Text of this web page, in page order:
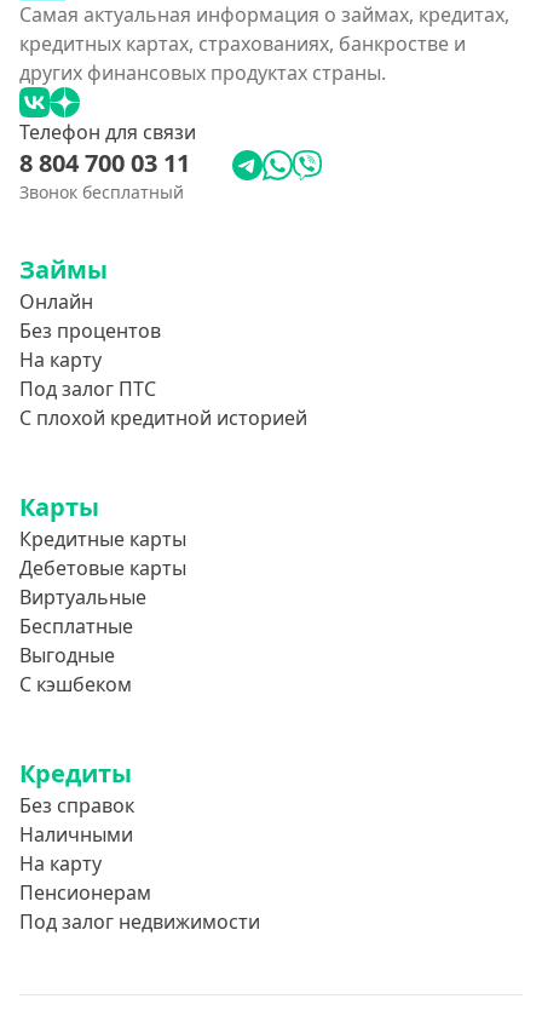
Самая актуальная информация о займах, кредитах,
кредитных картах, страхованиях, банкростве и
других финансовых продуктах страны.
Телефон для связи
8 804 700 03 11
Звонок бесплатный
Займы
Онлайн
Без процентов
На карту
Под залог ПТС
С плохой кредитной историей
Карты
Кредитные карты
Дебетовые карты
Виртуальные
Бесплатные
Выгодные
С кэшбеком
Кредиты
Без справок
Наличными
На карту
Пенсионерам
Под залог недвижимости